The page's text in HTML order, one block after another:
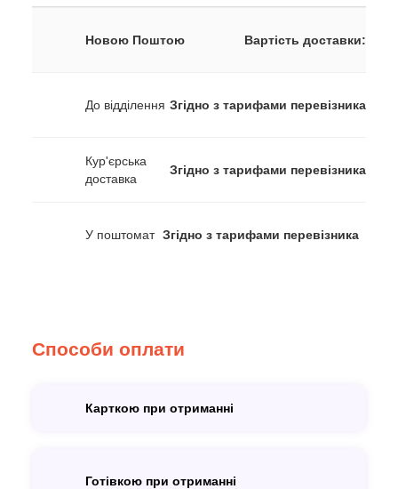
Новою Поштою Вартість доставки:
До відділення Згідно з тарифами перевізника
Кур'єрська
доставка
Згідно з тарифами перевізника
У поштомат Згідно з тарифами перевізника
Способи оплати
Карткою при отриманні
Готівкою при отриманні